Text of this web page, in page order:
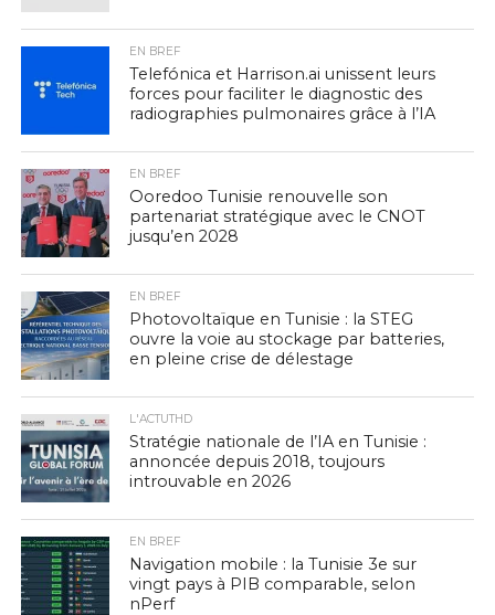
EN BREF
Telefónica et Harrison.ai unissent leurs
forces pour faciliter le diagnostic des
radiographies pulmonaires grâce à l’IA
EN BREF
Ooredoo Tunisie renouvelle son
partenariat stratégique avec le CNOT
jusqu’en 2028
EN BREF
Photovoltaïque en Tunisie : la STEG
ouvre la voie au stockage par batteries,
en pleine crise de délestage
L'ACTUTHD
Stratégie nationale de l’IA en Tunisie :
annoncée depuis 2018, toujours
introuvable en 2026
EN BREF
Navigation mobile : la Tunisie 3e sur
vingt pays à PIB comparable, selon
nPerf